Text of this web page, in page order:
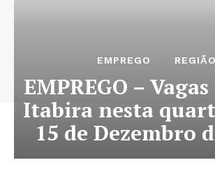
EMPREGO REGIÃO
EMPREGO –
Itabira nesta
15 de Dezembro